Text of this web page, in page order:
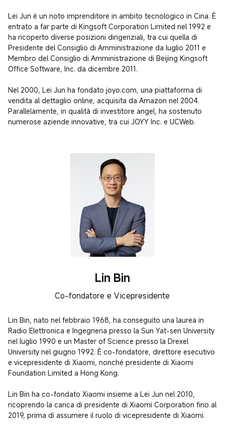
Lei Jun è un noto imprenditore in ambito tecnologico in Cina. È
entrato a far parte di Kingsoft Corporation Limited nel 1992 e
ha ricoperto diverse posizioni dirigenziali, tra cui quella di
Presidente del Consiglio di Amministrazione da luglio 2011 e
Membro del Consiglio di Amministrazione di Beijing Kingsoft
Office Software, Inc. da dicembre 2011.
Nel 2000, Lei Jun ha fondato joyo.com, una piattaforma di
vendita al dettaglio online, acquisita da Amazon nel 2004.
Parallelamente, in qualità di investitore angel, ha sostenuto
numerose aziende innovative, tra cui JOYY Inc. e UCWeb.
Lin Bin
Co-fondatore e Vicepresidente
Lin Bin, nato nel febbraio 1968, ha conseguito una laurea in
Radio Elettronica e Ingegneria presso la Sun Yat-sen University
nel luglio 1990 e un Master of Science presso la Drexel
University nel giugno 1992. È co-fondatore, direttore esecutivo
e vicepresidente di Xiaomi, nonché presidente di Xiaomi
Foundation Limited a Hong Kong.
Lin Bin ha co-fondato Xiaomi insieme a Lei Jun nel 2010,
ricoprendo la carica di presidente di Xiaomi Corporation fino al
2019, prima di assumere il ruolo di vicepresidente di Xiaomi.